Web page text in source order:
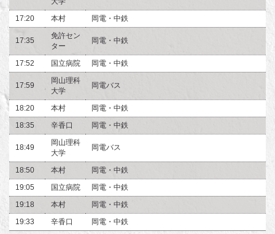
17:20 本村 岡電・中鉄
17:35
免許セン
ター
岡電・中鉄
17:52 国立病院 岡電・中鉄
17:59
岡山理科
大学
岡電バス
18:20 本村
岡電・中鉄
18:35
辛香口 岡電・中鉄
18:49
岡山理科
大学
岡電バス
18:50 本村
岡電・中鉄
19:05
国立病院
岡電・中鉄
19:18
本村
岡電・中鉄
19:33
辛香口 岡電・中鉄